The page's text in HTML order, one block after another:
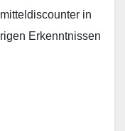
in
Erkenntnissen